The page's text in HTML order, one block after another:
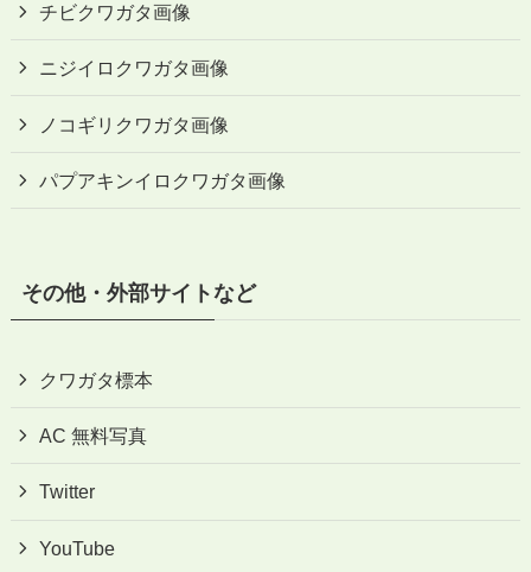
チビクワガタ画像
ニジイロクワガタ画像
ノコギリクワガタ画像
パプアキンイロクワガタ画像
その他・外部サイトなど
クワガタ標本
AC 無料写真
Twitter
YouTube